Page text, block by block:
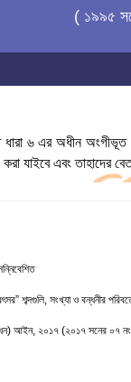
( ১৯৯৫
ধারা ৬ এর অধীন
যাইবে এবং তাহাদের
বৎসর” শব্দগুলি, সংখ্যা ও
আইন, ২০১৭ (২০১৭ সনের ০৭